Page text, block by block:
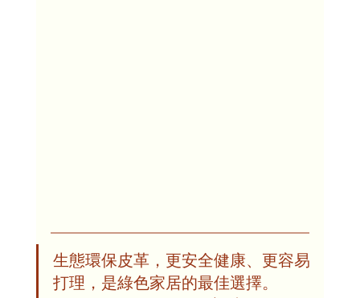
生態環保皮革，更安全健康、更容易
打理，是綠色家居的最佳選擇。